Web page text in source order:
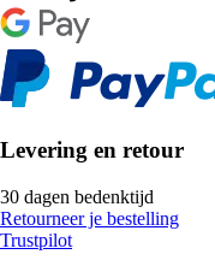
Levering en retour
30 dagen bedenktijd
Retourneer je bestelling
Trustpilot